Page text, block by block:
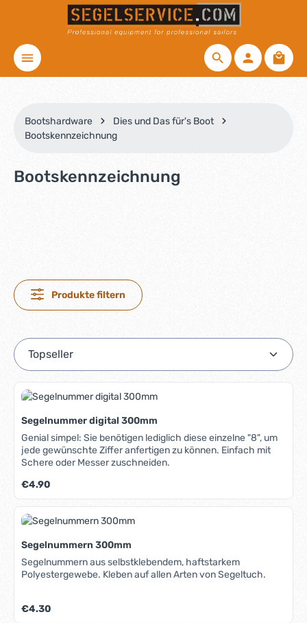
Zum Hauptinhalt springen
Bootshardware
Dies und Das für's Boot
Bootskennzeichnung
Bootskennzeichnung
Produkte filtern
Segelnummer digital 300mm
Genial simpel: Sie benötigen lediglich diese einzelne "8", um
jede gewünschte Ziffer anfertigen zu können. Einfach mit
Schere oder Messer zuschneiden.
Regulärer Preis:
€4.90
Segelnummern 300mm
Segelnummern aus selbstklebendem, haftstarkem
Polyestergewebe. Kleben auf allen Arten von Segeltuch.
Regulärer Preis:
€4.30